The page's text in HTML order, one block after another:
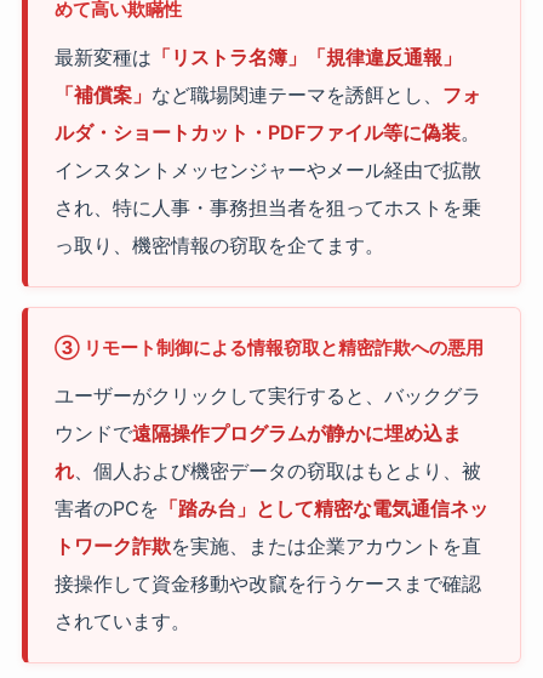
めて高い欺瞞性
最新変種は 「リストラ名簿」「規律違反通報」
「補償案」 など職場関連テーマを誘餌とし、 フォ
ルダ・ショートカット・PDFファイル等に偽装。
インスタントメッセンジャーやメール経由で拡散
され、特に人事・事務担当者を狙ってホストを乗
っ取り、機密情報の窃取を企てます。
③ リモート制御による情報窃取と精密詐欺への悪用
ユーザーがクリックして実行すると、バックグラ
ウンドで遠隔操作プログラムが静かに埋め込ま
れ、個人および機密データの窃取はもとより、被
害者のPCを 「踏み台」として精密な電気通信ネッ
トワーク詐欺を実施、または企業アカウントを直
接操作して資金移動や改竄を行うケースまで確認
されています。